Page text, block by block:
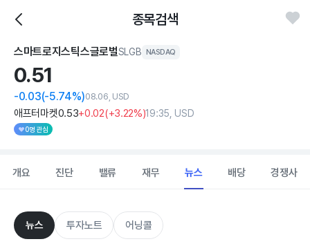
종목검색
스마트로지스틱스글로벌SLGB NASDAQ
0.51
-0.03(-5.74%)08.06, USD
애프터마켓0.53+0.02(+3.22%)19:35, USD
0명 관심
개요 진단 밸류 재무 뉴스 배당 경쟁사
뉴스 투자노트 어닝콜